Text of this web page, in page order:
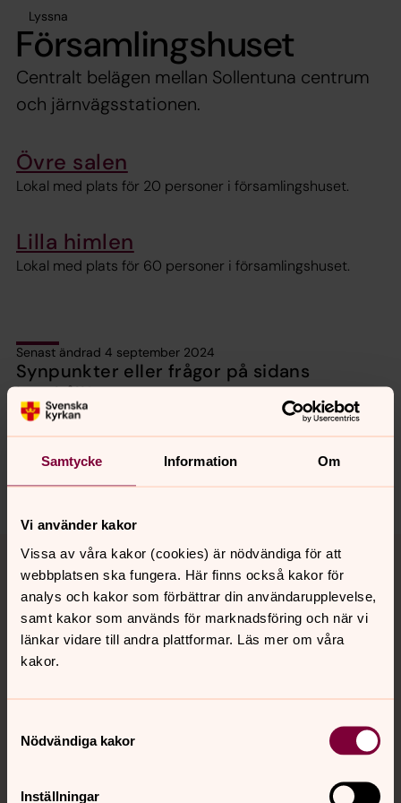
Samtycke Information Om
Vi använder kakor
Vissa av våra kakor (cookies) är nödvändiga för att
webbplatsen ska fungera. Här finns också kakor för
analys och kakor som förbättrar din användarupplevelse,
samt kakor som används för marknadsföring och när vi
länkar vidare till andra plattformar. Läs mer om våra
kakor.
Nödvändiga kakor
Inställningar
Lyssna
Församlingshuset
Centralt belägen mellan Sollentuna centrum
och järnvägsstationen.
Övre salen
Lokal med plats för 20 personer i församlingshuset.
Lilla himlen
Lokal med plats för 60 personer i församlingshuset.
Senast ändrad 4 september 2024
Synpunkter eller frågor på sidans
innehåll?
sollentuna.forsamling@svenskakyrkan.se
Dela
Tillbaka till toppen
Tillbaka till innehållet
Kontakt
Kalender